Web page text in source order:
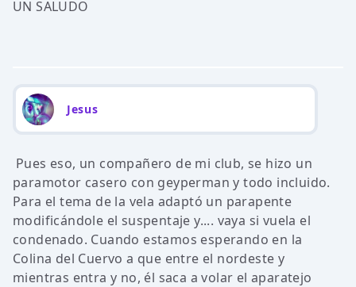
UN SALUDO
Jesus
Pues eso, un compañero de mi club, se hizo un
paramotor casero con geyperman y todo incluido.
Para el tema de la vela adaptó un parapente
modificándole el suspentaje y.... vaya si vuela el
condenado. Cuando estamos esperando en la
Colina del Cuervo a que entre el nordeste y
mientras entra y no, él saca a volar el aparatejo